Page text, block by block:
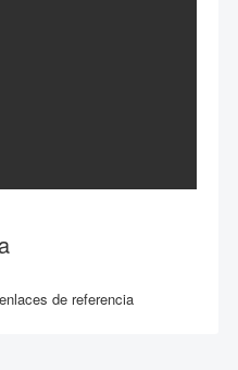
de referencia